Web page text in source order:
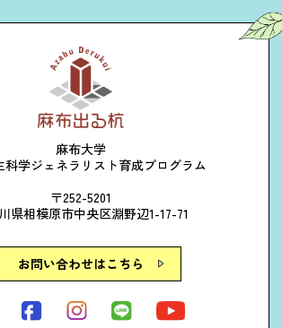
麻布大学
科学ジェネラリスト育成プログラム
〒252-5201
県相模原市中央区淵野辺1-17-71
お問い合わせはこちら